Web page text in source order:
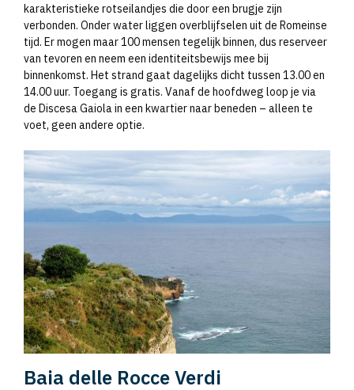
karakteristieke rotseilandjes die door een brugje zijn
verbonden. Onder water liggen overblijfselen uit de Romeinse
tijd. Er mogen maar 100 mensen tegelijk binnen, dus reserveer
van tevoren en neem een identiteitsbewijs mee bij
binnenkomst. Het strand gaat dagelijks dicht tussen 13.00 en
14.00 uur. Toegang is gratis. Vanaf de hoofdweg loop je via
de Discesa Gaiola in een kwartier naar beneden – alleen te
voet, geen andere optie.
Baia delle Rocce Verdi